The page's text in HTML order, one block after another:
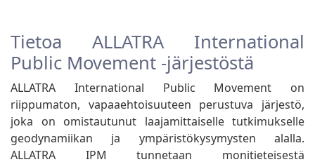
Tietoa ALLATRA International
Public Movement -järjestöstä
ALLATRA International Public Movement on
riippumaton, vapaaehtoisuuteen perustuva järjestö,
joka on omistautunut laajamittaiselle tutkimukselle
geodynamiikan ja ympäristökysymysten alalla.
ALLATRA IPM tunnetaan monitieteisestä